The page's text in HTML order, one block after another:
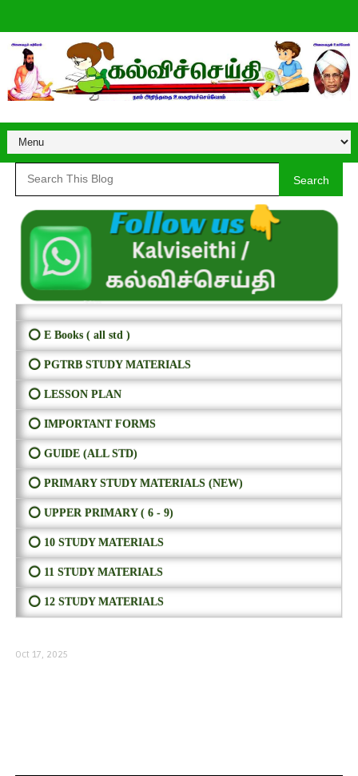
Search
⭕ E Books ( all std )
⭕ PGTRB STUDY MATERIALS
⭕ LESSON PLAN
⭕ IMPORTANT FORMS
⭕ GUIDE (ALL STD)
⭕ PRIMARY STUDY MATERIALS (NEW)
⭕ UPPER PRIMARY ( 6 - 9)
⭕ 10 STUDY MATERIALS
⭕ 11 STUDY MATERIALS
⭕ 12 STUDY MATERIALS
Oct 17, 2025